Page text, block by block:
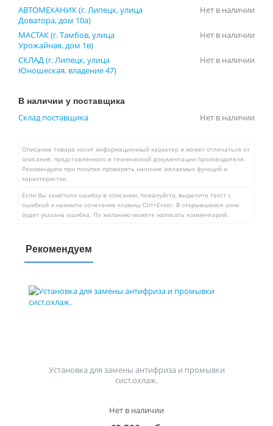
АВТОМЕХАНИК (г. Липецк, улица
Доватора, дом 10а)
Нет в наличии
МАСТАК (г. Тамбов, улица
Урожайная, дом 1в)
Нет в наличии
СКЛАД (г. Липецк, улица
Юношеская, владение 47)
Нет в наличии
В наличии у поставщика
Склад поставщика Нет в наличии
Описание товара носит информационный характер и может отличаться от
описания, представленного в технической документации производителя.
Рекомендуем при покупке проверять наличие желаемых функций и
характеристик.
Если Вы заметили ошибку в описании, пожалуйста, выделите текст с
ошибкой и нажмите сочетание клавиш Ctrl+Enter. В открывшемся окне
будет указана ошибка. По желанию можете написать комментарий.
Рекомендуем
Установка для замены антифриза и промывки
сист.охлаж.
Нет в наличии